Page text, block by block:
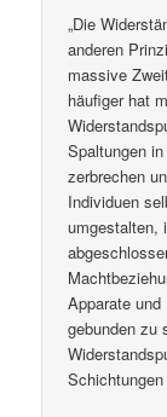
„Die
anderen
massive
häufiger hat
Spaltungen
zerbrechen
Individuen
umgestalten,
Apparate
gebunden zu